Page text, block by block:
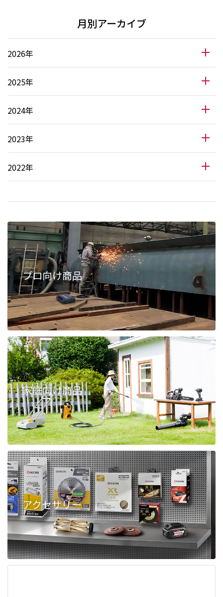
月別アーカイブ
2026年
2025年
2024年
2023年
2022年
プロ向け商品
家庭向け商品
アクセサリー